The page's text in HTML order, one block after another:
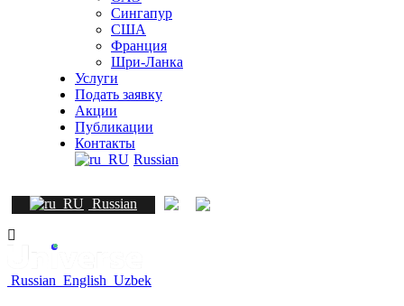
Сингапур
СШA
Франция
Шри-Ланка
Услуги
Подать заявку
Акции
Публикации
Контакты
Russian
Russian
Russian English Uzbek